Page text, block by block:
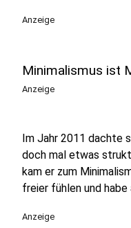
Anzeige
Minimalismus ist
Anzeige
Im Jahr 2011 dachte
doch mal etwas
kam er zum
freier fühlen und habe
Anzeige